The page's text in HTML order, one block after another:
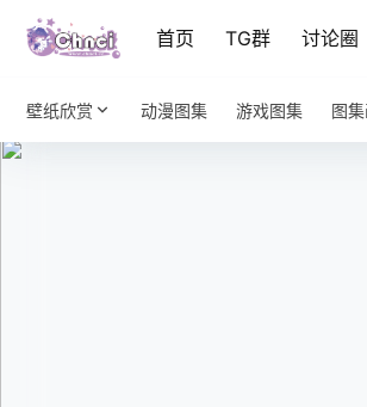
首页 TG群 讨论圈
壁纸欣赏 动漫图集 游戏图集 图